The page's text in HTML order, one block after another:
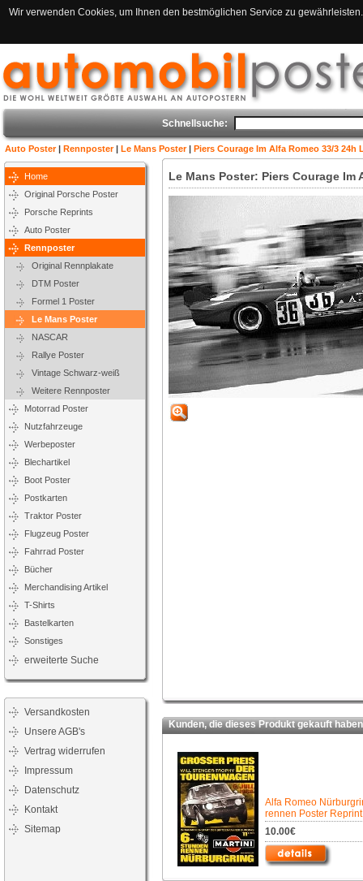
Wir verwenden Cookies, um Ihnen den bestmöglichen Service zu
Schnellsuche:
Auto Poster| Rennposter| Le Mans Poster| Piers Courage Im Alfa Romeo 33/3 24h
Home
Original Porsche Poster
Porsche Reprints
Auto Poster
Rennposter
Original Rennplakate
DTM Poster
Formel 1 Poster
Le Mans Poster
NASCAR
Rallye Poster
Vintage Schwarz-weiß
Weitere Rennposter
Motorrad Poster
Nutzfahrzeuge
Werbeposter
Blechartikel
Boot Poster
Postkarten
Traktor Poster
Flugzeug Poster
Fahrrad Poster
Bücher
Merchandising Artikel
T-Shirts
Bastelkarten
Sonstiges
erweiterte Suche
Versandkosten
Unsere AGB's
Vertrag widerrufen
Impressum
Datenschutz
Kontakt
Sitemap
Le Mans Poster: Piers Courage Im
Kunden, die dieses Produkt gekauft
Alfa Romeo
rennen Poster Reprint
10.00€